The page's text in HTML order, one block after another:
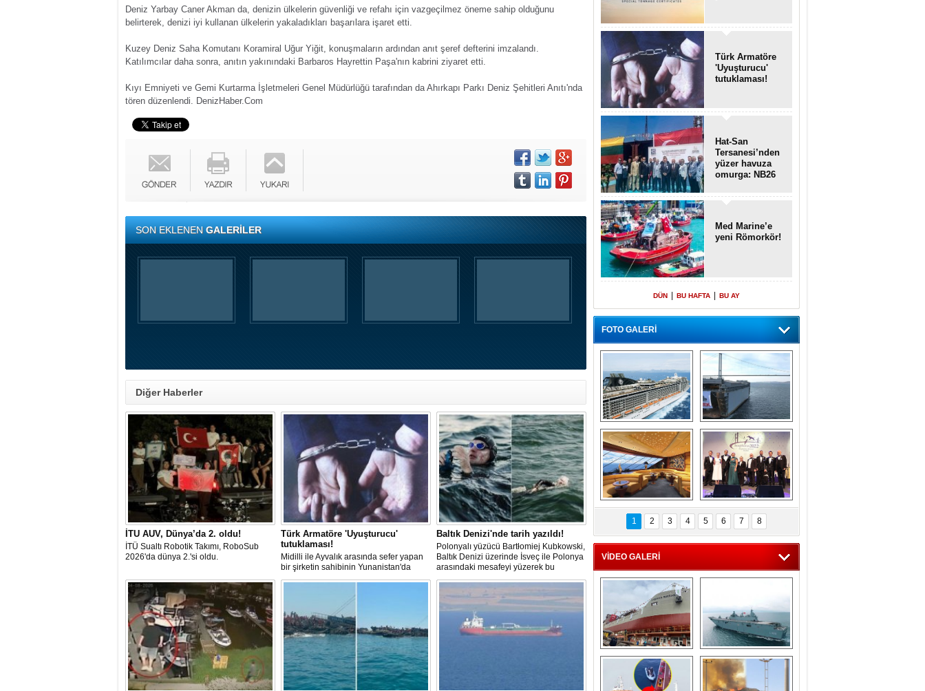
Deniz Yarbay Caner Akman da, denizin ülkelerin güvenliği ve refahı için vazgeçilmez öneme sahip olduğunu
belirterek, denizi iyi kullanan ülkelerin yakaladıkları başarılara işaret etti.
Kuzey Deniz Saha Komutanı Koramiral Uğur Yiğit, konuşmaların ardından anıt şeref defterini imzalandı.
Katılımcılar daha sonra, anıtın yakınındaki Barbaros Hayrettin Paşa'nın kabrini ziyaret etti.
Kıyı Emniyeti ve Gemi Kurtarma İşletmeleri Genel Müdürlüğü tarafından da Ahırkapı Parkı Deniz Şehitleri Anıtı'nda
tören düzenlendi. DenizHaber.Com
SON EKLENENGALERİLER
Diğer Haberler
İTU AUV, Dünya’da 2. oldu!
İTÜ Sualtı Robotik Takımı, RoboSub
2026'da dünya 2.'si oldu.
Türk Armatöre 'Uyuşturucu'
tutuklaması!
Midilli ile Ayvalık arasında sefer yapan
bir şirketin sahibinin Yunanistan'da
tutuklandığı bildirildi.
Baltık Denizi'nde tarih yazıldı!
Polonyalı yüzücü Bartłomiej Kubkowski,
Baltık Denizi üzerinde İsveç ile Polonya
arasındaki mesafeyi yüzerek bu
başarının ilk örneği olarak tarihe geçti.
Türk Armatöre
'Uyuşturucu'
tutuklaması!
Hat-San
Tersanesi’nden
yüzer havuza
omurga: NB26
Med Marine’e
yeni Römorkör!
DÜN BU HAFTA BU AY
FOTO GALERİ
“Gemi içinde gemi”
konsepti ile MSC
Splendida
Dünyada tek!
Denizaltı yüzer
havuzu intikal
seyrine başladı
MSC'den 55 milyon
euroluk turizm geliri
müjdesi
5. Bosphorus Ship
Brokers Dinner,
İstanbul’da yapıldı
1 2 3 4 5 6 7 8
VİDEO GALERİ
Çeksan Tersanesi,
Başaran Bayrak
tankerini suya
indirdi
TCG Anadolu,
tersane teknik
seyrini tamamladı